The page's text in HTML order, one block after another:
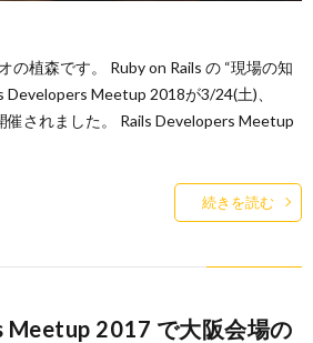
の植森です。 Ruby on Rails の “現場の知
Developers Meetup 2018が3/24(土)、
されました。 Rails Developers Meetup
続きを読む
Meetup 2017 で大阪会場の